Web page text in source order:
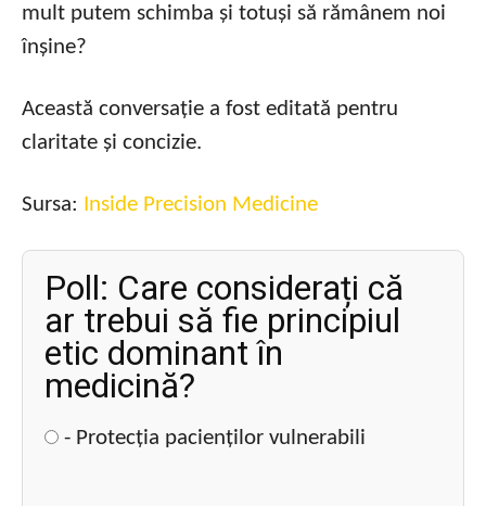
mult putem schimba și totuși să rămânem noi
înșine?
Această conversație a fost editată pentru
claritate și concizie.
Sursa: Inside Precision Medicine
Poll: Care considerați că
ar trebui să fie principiul
etic dominant în
medicină?
- Protecția pacienților vulnerabili